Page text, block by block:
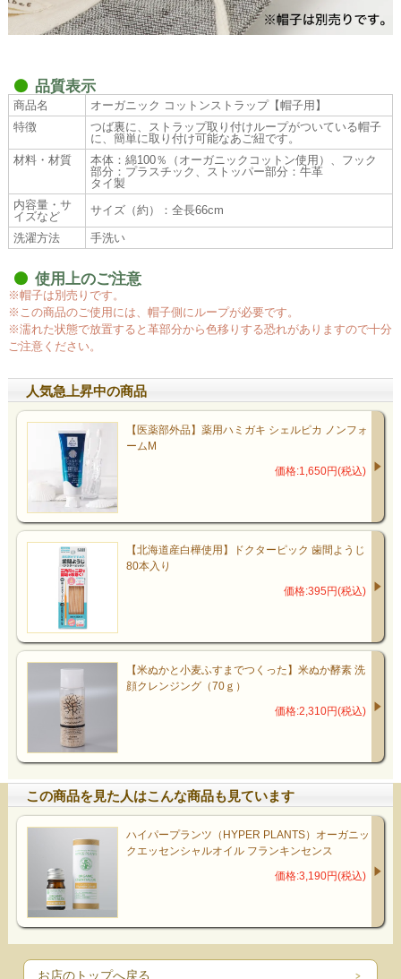
品質表示
商品名
オーガニック コットンストラップ【帽子用】
特徴
つば裏に、ストラップ取り付けループがついている帽子
に、簡単に取り付け可能なあご紐です。
材料・材質
本体：綿100％（オーガニックコットン使用）、フック
部分：プラスチック、ストッパー部分：牛革
タイ製
内容量・サ
イズなど
サイズ（約）：全長66cm
洗濯方法 手洗い
使用上のご注意
※帽子は別売りです。
※この商品のご使用には、帽子側にループが必要です。
※濡れた状態で放置すると革部分から色移りする恐れがありますので十分
ご注意ください。
人気急上昇中の商品
【医薬部外品】薬用ハミガキ シェルピカ ノンフォ
ームM
価格:1,650円(税込)
【北海道産白樺使用】ドクターピック 歯間ようじ
80本入り
価格:395円(税込)
【米ぬかと小麦ふすまでつくった】米ぬか酵素 洗
顔クレンジング（70ｇ）
価格:2,310円(税込)
この商品を見た人はこんな商品も見ています
ハイパープランツ（HYPER PLANTS）オーガニッ
クエッセンシャルオイル フランキンセンス
価格:3,190円(税込)
お店のトップへ戻る